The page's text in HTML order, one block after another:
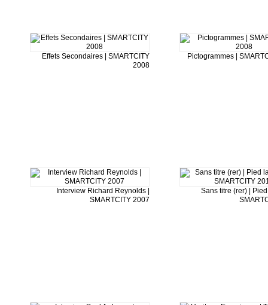
Effets Secondaires | SMARTCITY
2008
Pictogrammes |
Interview Richard Reynolds |
SMARTCITY 2007
Sans titre (rer) |